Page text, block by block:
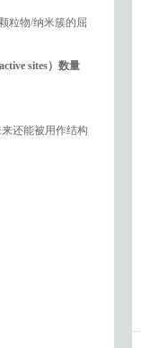
粒物/纳米簇的屈
sites）数量
还能被用作结构